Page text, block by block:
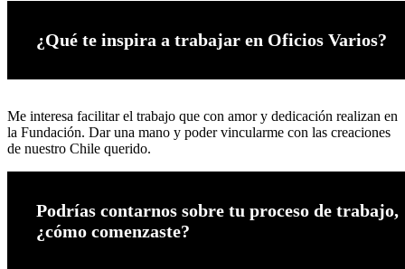
¿Qué te inspira a trabajar en Oficios Varios?
Me interesa facilitar el trabajo que con amor y dedicación realizan en
la Fundación. Dar una mano y poder vincularme con las creaciones
de nuestro Chile querido.
Podrías contarnos sobre tu proceso de trabajo,
¿cómo comenzaste?